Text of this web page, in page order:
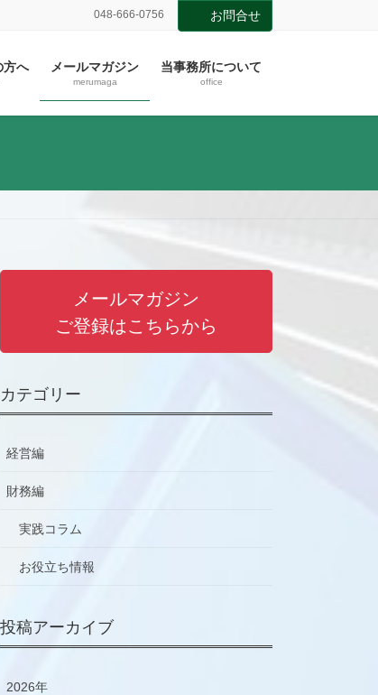
048-666-0756 お問合せ
方へ メールマガジン
merumaga
当事務所について
office
メールマガジン
ご登録はこちらから
カテゴリー
経営編
財務編
実践コラム
お役立ち情報
投稿アーカイブ
2026年